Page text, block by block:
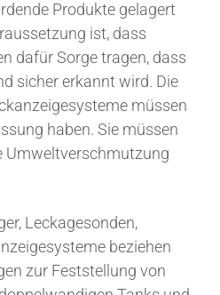
Produkte gelagert
ist, dass
dafür Sorge tragen, dass
sicher erkannt wird. Die
müssen
haben. Sie müssen
Umweltverschmutzung
Leckagesonden,
beziehen
zur Feststellung von